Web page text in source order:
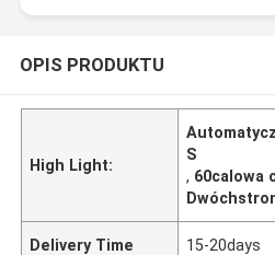
OPIS PRODUKTU
High Light:
S
, 60calowa
Delivery Time 15-20days